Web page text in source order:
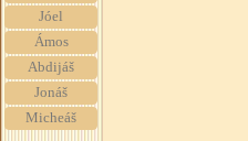
Jóel
Ámos
Abdijáš
Jonáš
Micheáš